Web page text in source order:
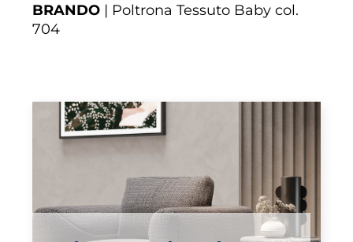
BRANDO | Poltrona Tessuto Baby col.
704